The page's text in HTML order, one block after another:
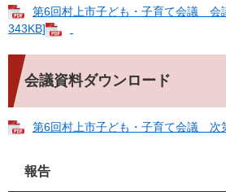
第6回村上市子ども・子育て会議 会
343KB]
会議資料ダウンロード
第6回村上市子ども・子育て会議 次
報告